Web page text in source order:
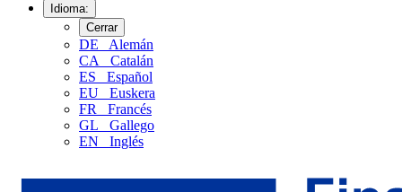
Idioma:
Cerrar
DE
Alemán
CA
Catalán
ES
Español
EU
Euskera
FR
Francés
GL
Gallego
EN
Inglés